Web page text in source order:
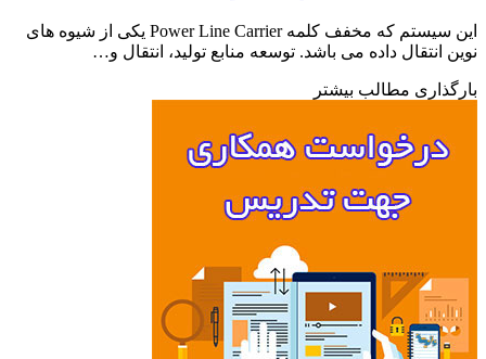
این سیستم که مخفف کلمه Power Line Carrier یکی از شیوه های
انتقال داده می باشد. توسعه منابع تولید،‌ انتقال و…
مطالب بیشتر